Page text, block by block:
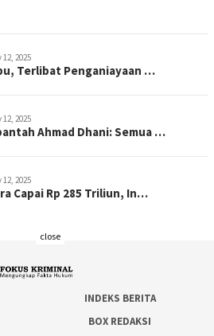
12, 2025
Terlibat Penganiayaan …
12, 2025
Ahmad Dhani: Semua …
12, 2025
Capai Rp 285 Triliun, In…
INDEKS BERITA
BOX REDAKSI
close